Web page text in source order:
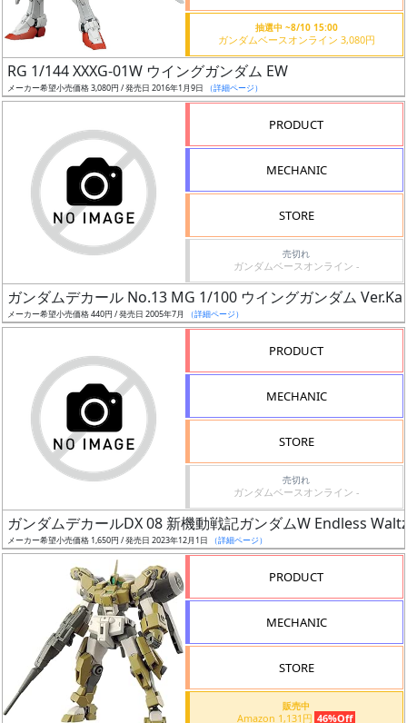
シ
ー
ズ・
況
売
抽
選
抽選中 ~8/10 15:00
ガンダムベースオンライン 3,080円
RG 1/144 XXXG-01W ウイングガンダム EW
メーカー希望小売価格 3,080円 / 発売日 2016年1月9日 （詳細ページ）
PRODUCT
MECHANIC
STORE
売切れ
ガンダムベースオンライン -
ガンダムデカール No.13 MG 1/100 ウイングガンダム Ver.Ka
メーカー希望小売価格 440円 / 発売日 2005年7月 （詳細ページ）
PRODUCT
MECHANIC
STORE
売切れ
ガンダムベースオンライン -
ガンダムデカールDX 08 新機動戦記ガンダムW Endless
メーカー希望小売価格 1,650円 / 発売日 2023年12月1日 （詳細ページ）
PRODUCT
MECHANIC
STORE
販売中
Amazon 1,131円 46%Off